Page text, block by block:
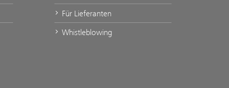
Für Lieferanten
Whistleblowing